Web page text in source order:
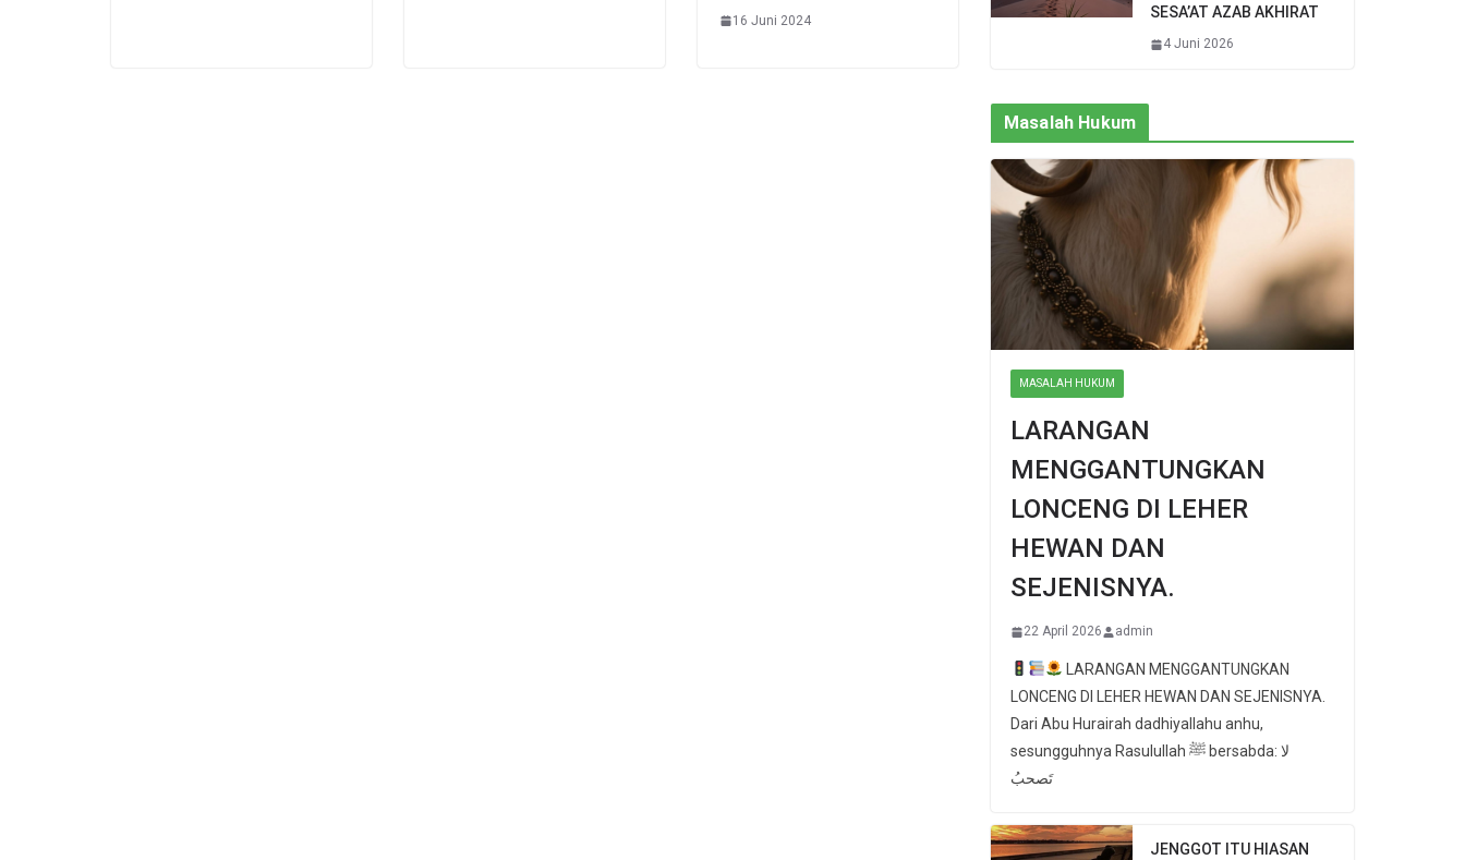
16 Juni 2024
SESA’AT AZAB AKHIRAT
4 Juni 2026
Masalah Hukum
MASALAH HUKUM
LARANGAN
MENGGANTUNGKAN
LONCENG DI LEHER
HEWAN DAN
SEJENISNYA.
22 April 2026 admin
LARANGAN MENGGANTUNGKAN
LONCENG DI LEHER HEWAN DAN SEJENISNYA.
Dari Abu Hurairah dadhiyallahu anhu,
sesungguhnya Rasulullah ﷺ bersabda: لا
تَصحبُ
JENGGOT ITU HIASAN